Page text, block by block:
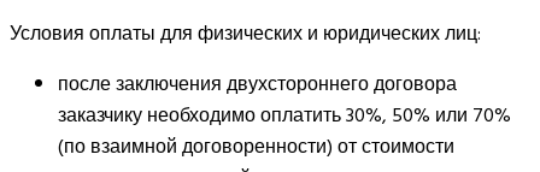
Условия оплаты для физических и юридических лиц:
после заключения двухстороннего договора
заказчику необходимо оплатить 30%, 50% или 70%
(по взаимной договоренности) от стоимости